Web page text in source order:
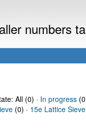
numbers
All (0) · In progress
(0) · 15e Lattice Sieve